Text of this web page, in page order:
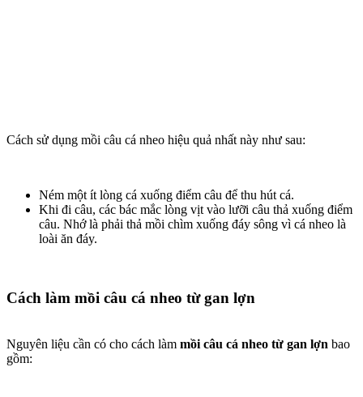
Cách sử dụng mồi câu cá nheo hiệu quả nhất này như sau:
Ném một ít lòng cá xuống điểm câu để thu hút cá.
Khi đi câu, các bác mắc lòng vịt vào lưỡi câu thả xuống điểm
câu. Nhớ là phải thả mồi chìm xuống đáy sông vì cá nheo là
loài ăn đáy.
Cách làm mồi câu cá nheo từ gan lợn
Nguyên liệu cần có cho cách làm mồi câu cá nheo từ gan lợn bao
gồm: